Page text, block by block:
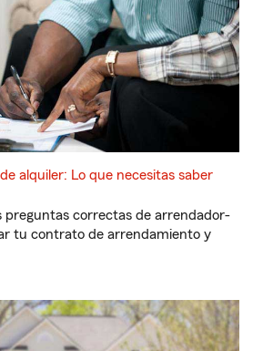
alquiler: Lo que necesitas saber
preguntas correctas de arrendador-
tu contrato de arrendamiento y